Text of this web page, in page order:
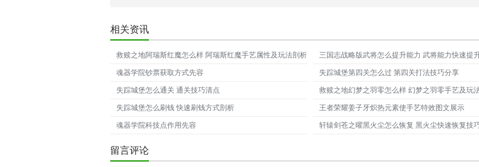
相关资讯
救赎之地阿瑞斯红魔怎么样 阿瑞斯红魔手艺属性及玩法剖析 三国志战略版武将怎么提升能力 武将能力快速提
魂器学院钞票获取方式先容 失踪城堡第四关怎么过 第四关打法技巧分享
失踪城堡怎么通关 通关技巧清点 救赎之地幻梦之羽零怎么样 幻梦之羽零手艺及玩
失踪城堡怎么刷钱 快速刷钱方式剖析 王者荣耀姜子牙炽热元素使手艺特效图文展示
魂器学院科技点作用先容 轩辕剑苍之曜黑火尘怎么恢复 黑火尘快速恢复技
留言评论